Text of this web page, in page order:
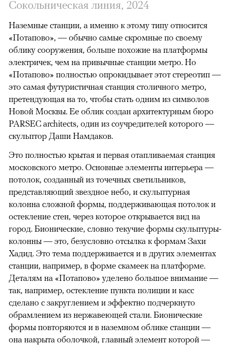
Сокольническая линия, 2024
Наземные станции, а именно к этому типу относится
«Потапово», — обычно самые скромные по своему
облику сооружения, больше похожие на платформы
электричек, чем на привычные станции метро. Но
«Потапово» полностью опрокидывает этот стереотип —
это самая футуристичная станция столичного метро,
претендующая на то, чтобы стать одним из символов
Новой Москвы. Ее облик создан архитектурным бюро
PARSEC architects, один из соучредителей которого —
скульптор Даши Намдаков.
Это полностью крытая и первая отапливаемая станция
московского метро. Основные элементы интерьера —
потолок, созданный из точечных светильников,
представляющий звездное небо, и скульптурная
колонна сложной формы, поддерживающая потолок и
остекление стен, через которое открывается вид на
город. Бионические, словно текучие формы скульптуры-
колонны — это, безусловно отсылка к формам Захи
Хадид. Это тема поддерживается и в других элементах
станции, например, в форме скамеек на платформе.
Деталям на «Потапово» уделено большое внимание —
так, например, остекление пункта полиции и касс
сделано с закруглением и эффектно подчеркнуто
обрамлением из нержавеющей стали. Бионические
формы повторяются и в наземном облике станции —
она накрыта оболочкой, главный элемент которой —